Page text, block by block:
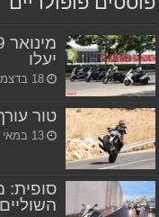
יעלו
18 בדצמבר 2018
טור
13 במאי 2015
השוליים